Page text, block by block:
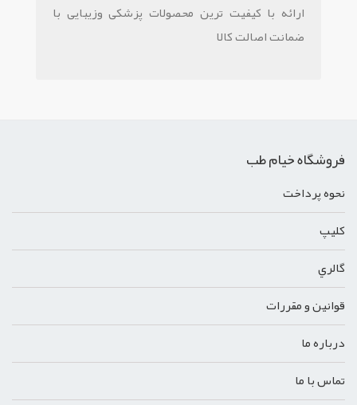
ارائه با کیفیت ترین محصولات پزشکی وزیبایی با
ضمانت اصالت کالا
فروشگاه خیام طب
نحوه پرداخت
کليپ
گالري
قوانين و مقررات
درباره ما
تماس با ما